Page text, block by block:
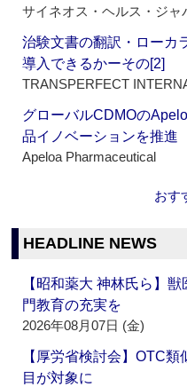
サイネオス・ヘルス・ジャ
治験文書の翻訳・ローカ
導入できるかーその[2]
TRANSPERFECT
グローバルCDMOの
品イノベーションを推進
Apeloa Pharmaceutical
おす
HEADLINE NEWS
【昭和薬大 神林氏ら】
門教育の充実を
2026年08月07日 (金)
【厚労省検討会】OTC
目が対象に